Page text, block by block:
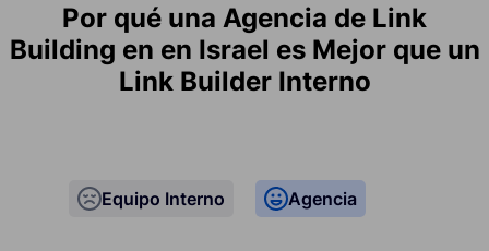
Por qué una Agencia de Link
Building en en Israel es Mejor que un
Link Builder Interno
Equipo Interno Agencia